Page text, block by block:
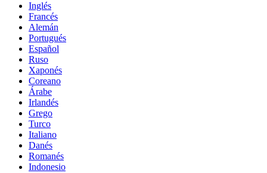
Inglés
Francés
Alemán
Portugués
Español
Ruso
Xaponés
Coreano
Árabe
Irlandés
Grego
Turco
Italiano
Danés
Romanés
Indonesio